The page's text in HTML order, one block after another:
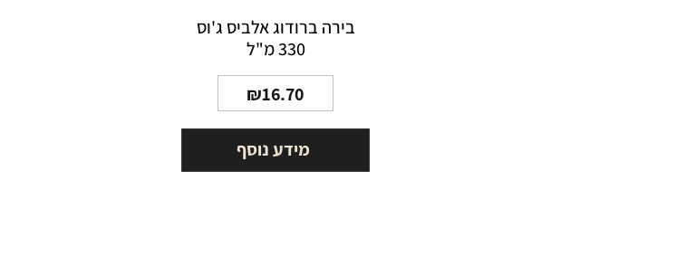
בירה ברודוג אלביס ג'וס
330 מ"ל
₪16.70
מידע נוסף